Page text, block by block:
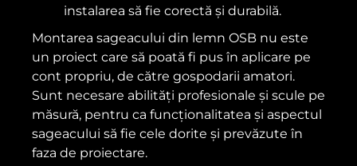
instalarea să fie corectă și durabilă.
Montarea sageacului din lemn OSB nu este
un proiect care să poată fi pus în aplicare pe
cont propriu, de către gospodarii amatori.
Sunt necesare abilități profesionale și scule pe
măsură, pentru ca funcționalitatea și aspectul
sageacului să fie cele dorite și prevăzute în
faza de proiectare.